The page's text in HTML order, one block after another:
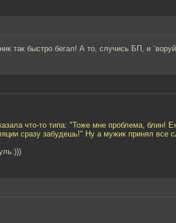
так быстро бегал! А то, случись БП, и
что-то типа: "Тоже мне проблема, блин!
сразу забудешь!" Ну а мужик принял все